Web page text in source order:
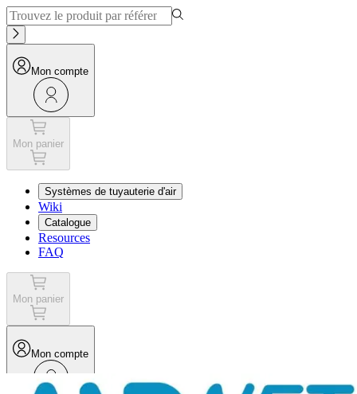
Mon compte
Mon panier
Systèmes de tuyauterie d'air
Wiki
Catalogue
Resources
FAQ
Mon panier
Mon compte